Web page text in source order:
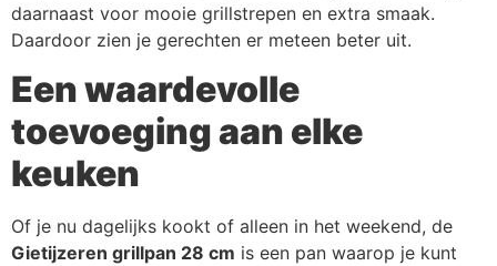
daarnaast voor mooie grillstrepen en extra smaak.
Daardoor zien je gerechten er meteen beter uit.
Een waardevolle
toevoeging aan elke
keuken
Of je nu dagelijks kookt of alleen in het weekend, de
Gietijzeren grillpan 28 cm is een pan waarop je kunt